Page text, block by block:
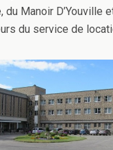
du Manoir D’Youville
du service de